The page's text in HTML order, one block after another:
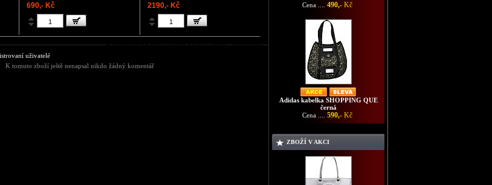
690,- Kč 2190,- Kč
Komentáře ke zboží Dámská taška Head - růžovobílá
uživatelé
K tomuto zboží ještě nenapsal nikdo žádný komentář
Cena .... 490,- Kč
Adidas kabelka SHOPPING QUE
černá
Cena .... 590,- Kč
ZBOŽÍ V AKCI